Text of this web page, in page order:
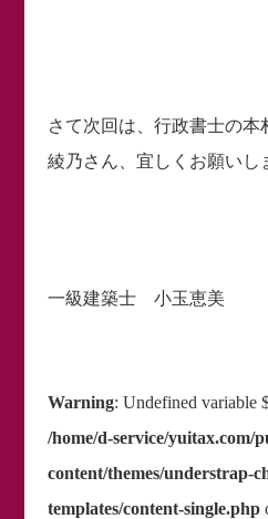
さて次回は、行政書士の本
綾乃さん、宜しくお願いし
一級建築士 小玉恵美
Warning: Undefined variable
/home/d-service/yuitax.com/
content/themes/understrap-
templates/content-single.php